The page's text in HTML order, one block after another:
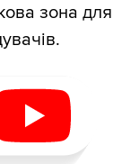
зона для